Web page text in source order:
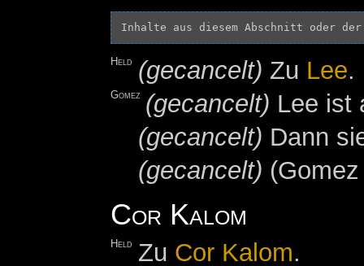
Inhalte aus diesem Abschnitt oder
Held (gecancelt) Zu Lee.
Gomez (gecancelt) Lee ist
(gecancelt) Dann
(gecancelt)
Cor Kalom
Held Zu Cor Kalom.